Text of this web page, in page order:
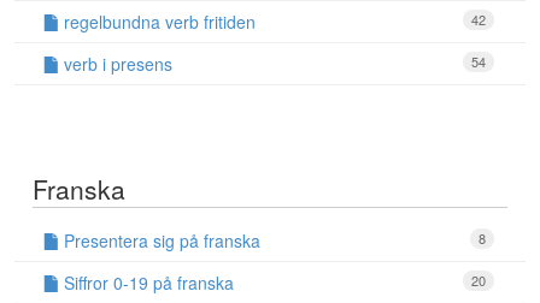
42
regelbundna verb fritiden
54
verb i presens
Franska
8
Presentera sig på franska
20
Siffror 0-19 på franska